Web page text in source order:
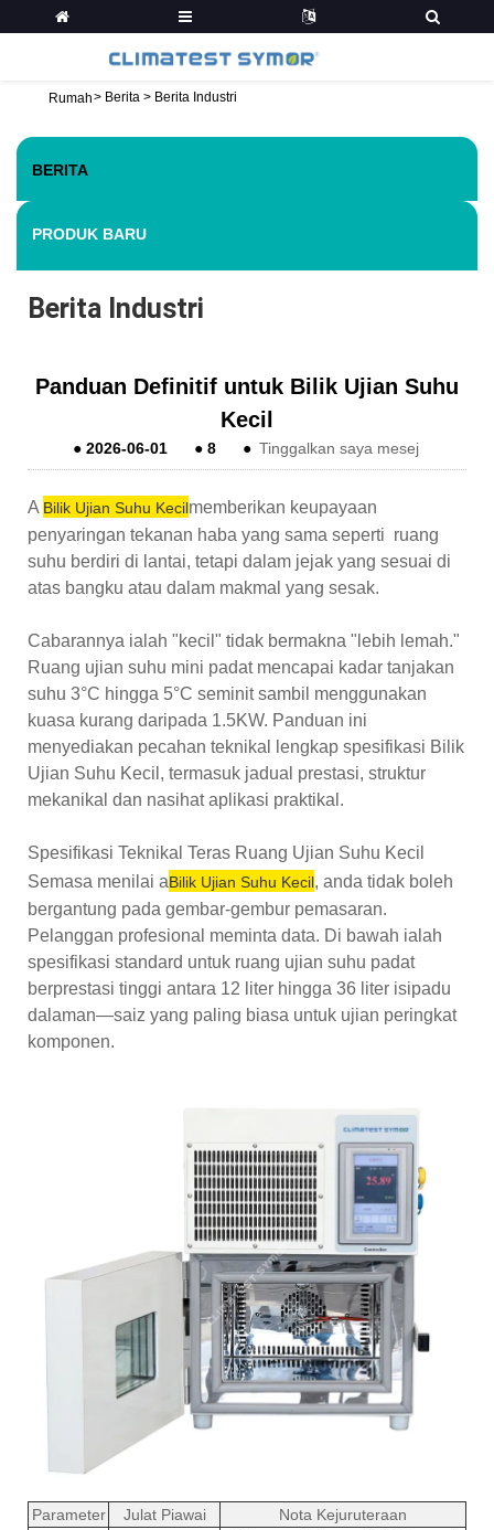
Rumah> Berita > Berita Industri
BERITA
PRODUK BARU
Berita Industri
Panduan Definitif untuk Bilik Ujian Suhu
Kecil
● 2026-06-01 ● 8 ● Tinggalkan saya mesej
A Bilik Ujian Suhu Kecilmemberikan keupayaan
penyaringan tekanan haba yang sama seperti ruang
suhu berdiri di lantai, tetapi dalam jejak yang sesuai di
atas bangku atau dalam makmal yang sesak.
Cabarannya ialah "kecil" tidak bermakna "lebih lemah."
Ruang ujian suhu mini padat mencapai kadar tanjakan
suhu 3°C hingga 5°C seminit sambil menggunakan
kuasa kurang daripada 1.5KW. Panduan ini
menyediakan pecahan teknikal lengkap spesifikasi Bilik
Ujian Suhu Kecil, termasuk jadual prestasi, struktur
mekanikal dan nasihat aplikasi praktikal.
Spesifikasi Teknikal Teras Ruang Ujian Suhu Kecil
Semasa menilai aBilik Ujian Suhu Kecil, anda tidak boleh
bergantung pada gembar-gembur pemasaran.
Pelanggan profesional meminta data. Di bawah ialah
spesifikasi standard untuk ruang ujian suhu padat
berprestasi tinggi antara 12 liter hingga 36 liter isipadu
dalaman—saiz yang paling biasa untuk ujian peringkat
komponen.
Parameter Julat Piawai Nota Kejuruteraan